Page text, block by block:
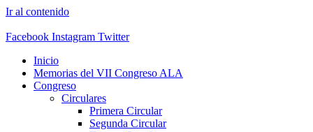
Ir al contenido
Facebook Instagram Twitter
Inicio
Memorias del VII Congreso ALA
Congreso
Circulares
Primera Circular
Segunda Circular